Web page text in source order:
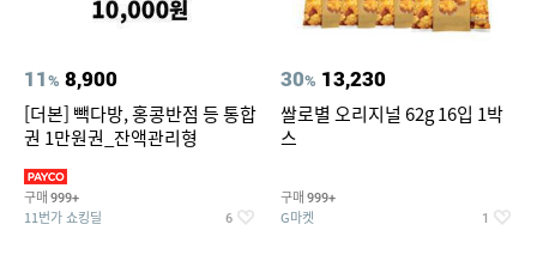
11% 8,900
[더본] 빽다방, 홍콩반점 등 통합
권 1만원권_잔액관리형
구매 999+
11번가 쇼킹딜 6
30% 13,230
쌀로별 오리지널 62g 16입 1박
스
구매 999+
G마켓 1